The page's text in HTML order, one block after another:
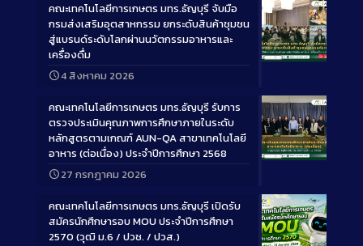
Long
คณะเทคโนโลยีการเกษตร มทร.ธัญบุรี จับมือ
กรมส่งเสริมอุตสาหกรรม ยกระดับสินค้าชุมชน
สู่แบรนด์ระดับโลกผ่านนวัตกรรมอาหารและ
เครื่องดื่ม
4 สิงหาคม 2026
Long
คณะเทคโนโลยีการเกษตร มทร.ธัญบุรี รับการ
ตรวจประเมินคุณภาพการศึกษาภายในระดับ
หลักสูตรตามเกณฑ์ AUN-QA สาขาเทคโนโลยี
อาหาร (ต่อเนื่อง) ประจำปีการศึกษา 2568
27 กรกฎาคม 2026
คณะเทคโนโลยีการเกษตร มทร.ธัญบุรี เปิดรับ
สมัครนักศึกษารอบ MOU ประจำปีการศึกษา
2570 (วุฒิ ม.6 / ปวช. / ปวส.)